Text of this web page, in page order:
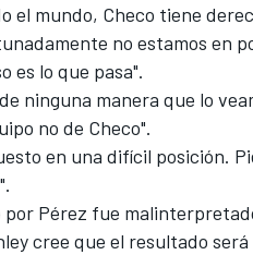
el mundo, Checo tiene
no estamos en
es lo que pasa".
ninguna manera que lo
no de Checo".
en una difícil posición.
por Pérez fue
cree que el resultado